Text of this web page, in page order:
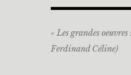
« Les grandes
Ferdinand Céline)